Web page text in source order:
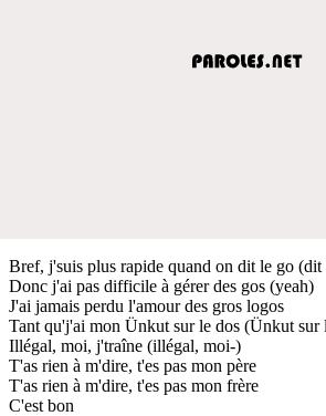
Bref, j'suis plus rapide quand on dit le go (dit
Donc j'ai pas difficile à gérer des gos (yeah)
J'ai jamais perdu l'amour des gros logos
Tant qu'j'ai mon Ünkut sur le dos (Ünkut sur
Illégal, moi, j'traîne (illégal, moi-)
T'as rien à m'dire, t'es pas mon père
T'as rien à m'dire, t'es pas mon frère
C'est bon